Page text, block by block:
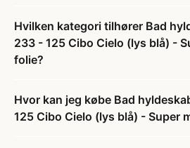
Hvilken kategori tilhører Bad
233 - 125 Cibo Cielo (lys blå) -
folie?
Hvor kan jeg købe Bad
125 Cibo Cielo (lys blå) - Super